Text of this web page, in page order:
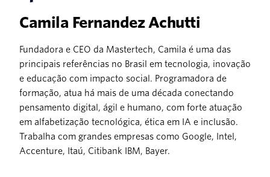
Camila Fernandez Achutti
Fundadora e CEO da Mastertech, Camila é uma das
principais referências no Brasil em tecnologia, inovação
e educação com impacto social. Programadora de
formação, atua há mais de uma década conectando
pensamento digital, ágil e humano, com forte atuação
em alfabetização tecnológica, ética em IA e inclusão.
Trabalha com grandes empresas como Google, Intel,
Accenture, Itaú, Citibank IBM, Bayer.